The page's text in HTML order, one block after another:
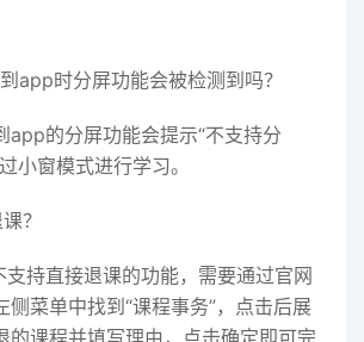
app时分屏功能会被检测到吗？
app的分屏功能会提示“不支持分
小窗模式进行学习。
？
持直接退课的功能，需要通过官网
侧菜单中找到“课程事务”，点击后展
的课程并填写理由，点击确定即可完